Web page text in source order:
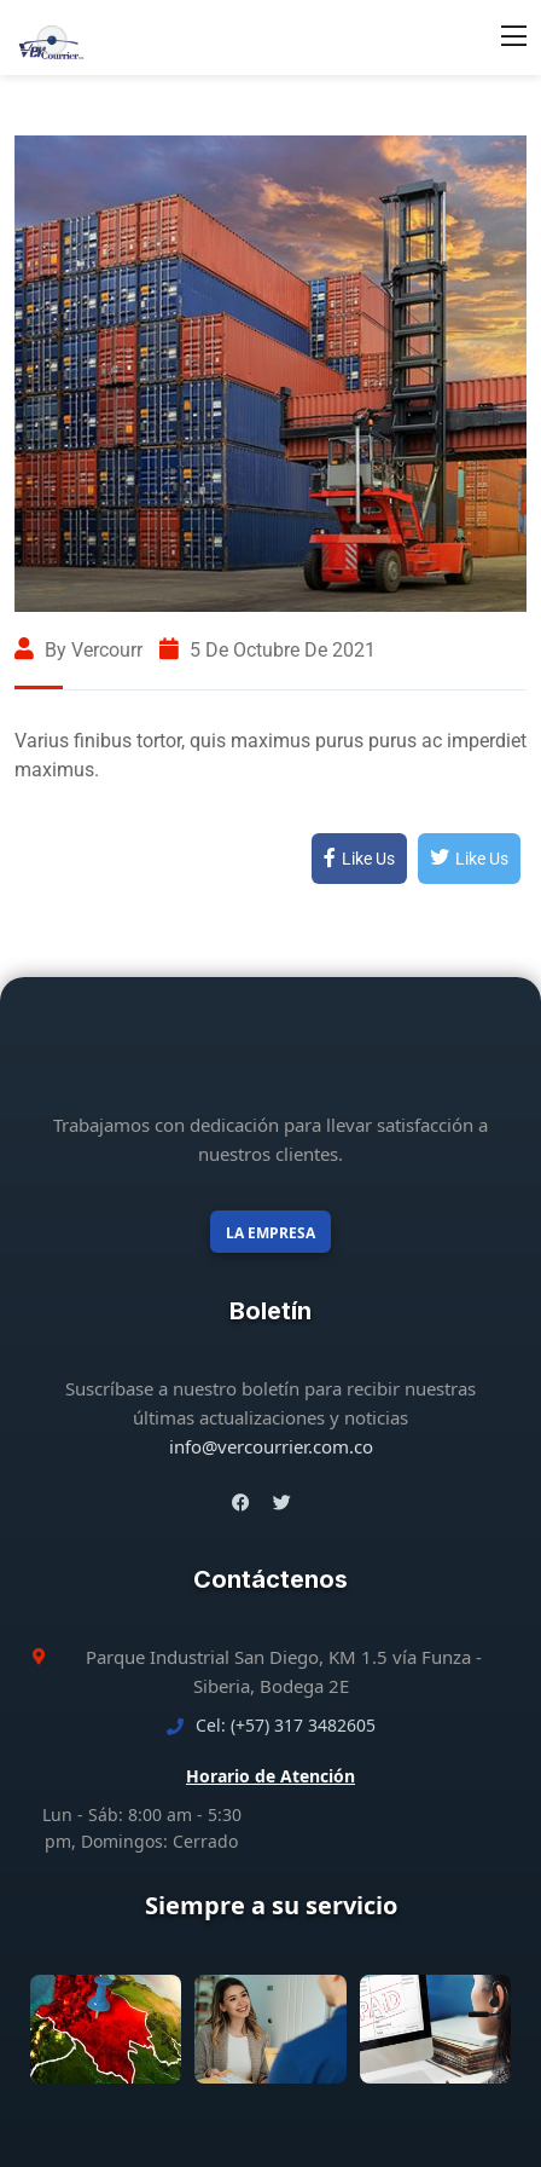
By Vercourr 5 De Octubre De 2021
Varius finibus tortor, quis maximus purus purus ac imperdiet
maximus.
Like Us Like Us
Trabajamos con dedicación para llevar satisfacción a
nuestros clientes.
LA EMPRESA
Boletín
Suscríbase a nuestro boletín para recibir nuestras
últimas actualizaciones y noticias
info@vercourrier.com.co
Contáctenos
Parque Industrial San Diego, KM 1.5 vía Funza -
Siberia, Bodega 2E
Cel: (+57) 317 3482605
Horario de Atención
Lun - Sáb: 8:00 am - 5:30
pm, Domingos: Cerrado
Siempre a su servicio